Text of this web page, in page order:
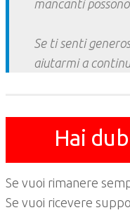
mancanti
Se ti senti
aiutarmi a
Hai
Se vuoi rimanere
Se vuoi ricevere